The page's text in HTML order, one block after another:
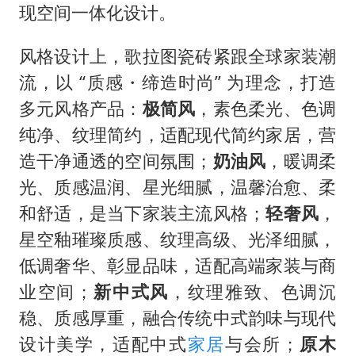
现空间一体化设计。
风格设计上，歌拉图瓷砖紧跟全球家装潮
流，以 “质感・缔造时尚” 为理念，打造
多元风格产品： 极简风 ，素色柔光、色调
纯净、纹理简约，适配现代简约家居，营
造干净通透的空间氛围； 奶油风 ，暖调柔
光、质感温润、星光细腻，温馨治愈、柔
和舒适，是当下家装主流风格；轻奢风 ，
星空釉璀璨质感、纹理高级、光泽细腻，
低调奢华、彰显品味，适配高端家装与商
业空间； 新中式风 ，纹理雅致、色调沉
稳、质感厚重，融合传统中式韵味与现代
设计美学，适配中式家居与会所； 原木